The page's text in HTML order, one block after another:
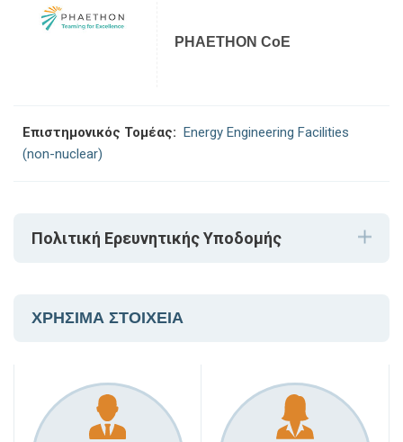
PHAETHON CoE
Επιστημονικός Τομέας: Energy Engineering Facilities
(non-nuclear)
Πολιτική Ερευνητικής Υποδομής
ΧΡΗΣΙΜΑ ΣΤΟΙΧΕΙΑ